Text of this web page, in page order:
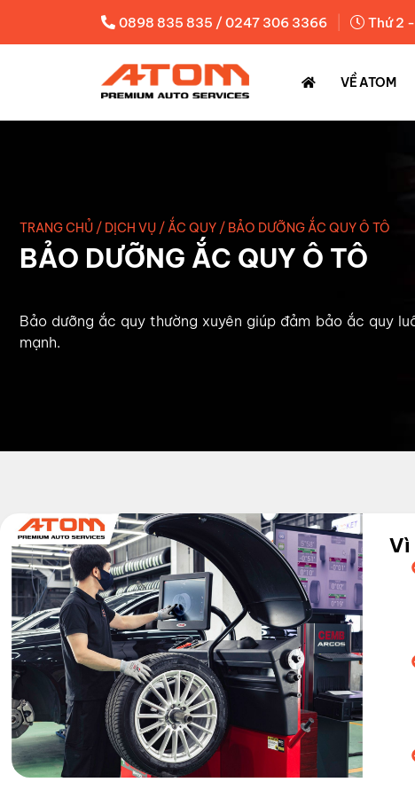
0898 835 835 / 0247 306 3366 Thứ 2
VỀ ATOM
TRANG CHỦ / DỊCH VỤ /ẮC QUY / BẢO DƯỠNG ẮC QUY Ô TÔ
BẢO DƯỠNG ẮC QUY Ô TÔ
Bảo dưỡng ắc quy thường xuyên giúp đảm bảo ắc quy
mạnh.
Vì